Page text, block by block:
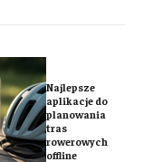
Najlepsze
aplikacje do
planowania
tras
rowerowych
offline